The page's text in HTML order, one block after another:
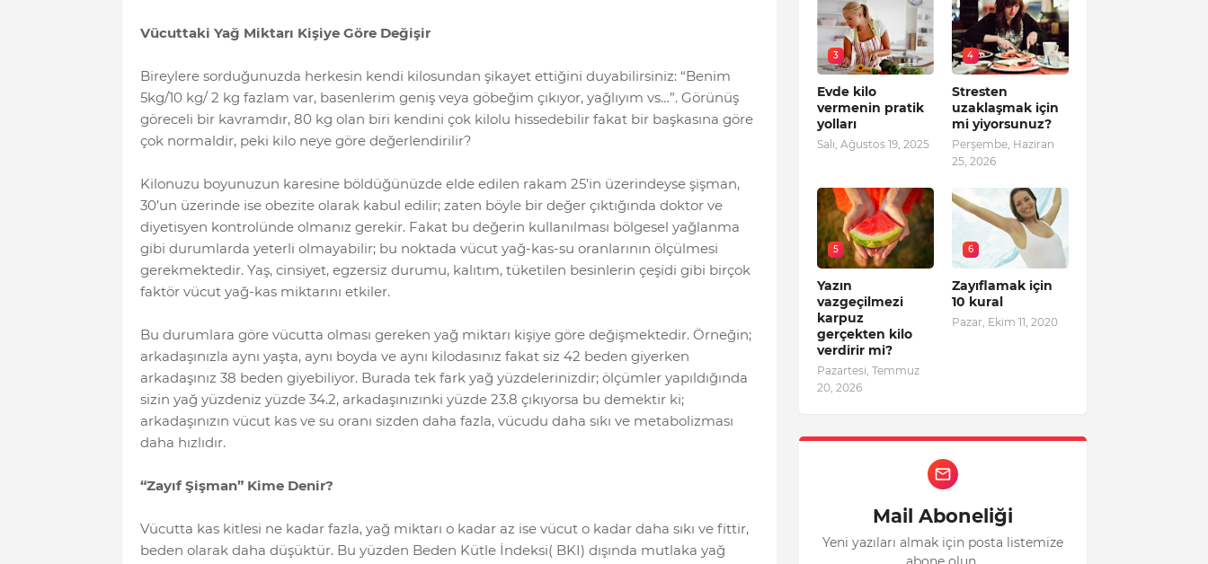
Vücuttaki Yağ Miktarı Kişiye Göre Değişir
Bireylere sorduğunuzda herkesin kendi kilosundan şikayet ettiğini duyabilirsiniz: “Benim
5kg/10 kg/ 2 kg fazlam var, basenlerim geniş veya göbeğim çıkıyor, yağlıyım vs…”. Görünüş
göreceli bir kavramdır, 80 kg olan biri kendini çok kilolu hissedebilir fakat bir başkasına göre
çok normaldir, peki kilo neye göre değerlendirilir?
Kilonuzu boyunuzun karesine böldüğünüzde elde edilen rakam 25’in üzerindeyse şişman,
30’un üzerinde ise obezite olarak kabul edilir; zaten böyle bir değer çıktığında doktor ve
diyetisyen kontrolünde olmanız gerekir. Fakat bu değerin kullanılması bölgesel yağlanma
gibi durumlarda yeterli olmayabilir; bu noktada vücut yağ-kas-su oranlarının ölçülmesi
gerekmektedir. Yaş, cinsiyet, egzersiz durumu, kalıtım, tüketilen besinlerin çeşidi gibi birçok
faktör vücut yağ-kas miktarını etkiler.
Bu durumlara göre vücutta olması gereken yağ miktarı kişiye göre değişmektedir. Örneğin;
arkadaşınızla aynı yaşta, aynı boyda ve aynı kilodasınız fakat siz 42 beden giyerken
arkadaşınız 38 beden giyebiliyor. Burada tek fark yağ yüzdelerinizdir; ölçümler yapıldığında
sizin yağ yüzdeniz yüzde 34.2, arkadaşınızınki yüzde 23.8 çıkıyorsa bu demektir ki;
arkadaşınızın vücut kas ve su oranı sizden daha fazla, vücudu daha sıkı ve metabolizması
daha hızlıdır.
“Zayıf Şişman” Kime Denir?
Vücutta kas kitlesi ne kadar fazla, yağ miktarı o kadar az ise vücut o kadar daha sıkı ve fittir,
beden olarak daha düşüktür. Bu yüzden Beden Kütle İndeksi( BKI) dışında mutlaka yağ
3
Evde kilo
vermenin pratik
yolları
Salı, Ağustos 19, 2025
4
Stresten
uzaklaşmak için
mi yiyorsunuz?
Perşembe, Haziran
25, 2026
5
Yazın
vazgeçilmezi
karpuz
gerçekten kilo
verdirir mi?
Pazartesi, Temmuz
20, 2026
6
Zayıflamak için
10 kural
Pazar, Ekim 11, 2020
Mail Aboneliği
Yeni yazıları almak için posta listemize